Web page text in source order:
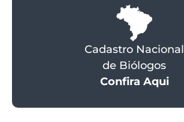
Cadastro Nacional
de Biólogos
Confira Aqui